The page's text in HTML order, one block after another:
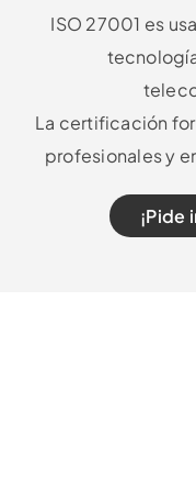
ISO 27001 es
La certificación
profesionales y
¡Pide